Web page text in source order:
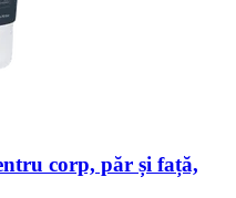
corp, păr și față,